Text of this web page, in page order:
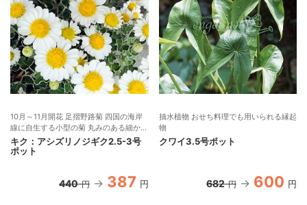
10月～11月開花 足摺野路菊 四国の海岸
線に自生する小型の菊 丸みのある細かい
銀葉が美しい
キク：アシズリノジギク2.5-3号
ポット
440 円 387 円
抽水植物 おせち料理でも用いられる縁起
物
クワイ3.5号ポット
682 円 600 円